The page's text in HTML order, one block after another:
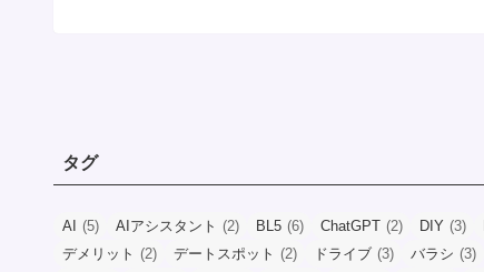
タグ
AI (5) AIアシスタント (2) BL5 (6) ChatGPT (2) DIY (3)
デメリット (2) デートスポット (2) ドライブ (3) バラシ (3)